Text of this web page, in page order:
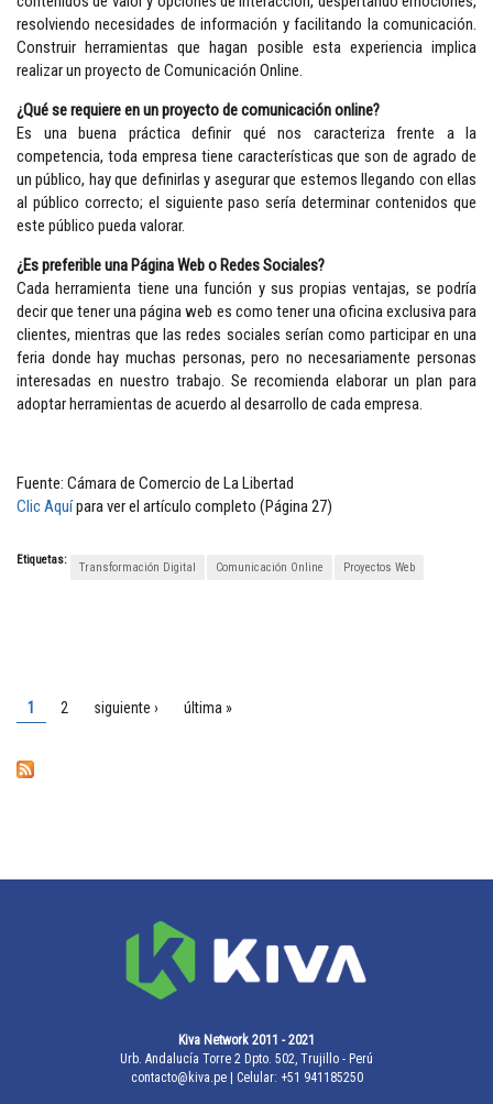
resolviendo necesidades de información y facilitando la comunicación.
Construir herramientas que hagan posible esta experiencia implica
realizar un proyecto de Comunicación Online.
¿Qué se requiere en un proyecto de comunicación online?
Es una buena práctica definir qué nos caracteriza frente a la
competencia, toda empresa tiene características que son de agrado de
un público, hay que definirlas y asegurar que estemos llegando con ellas
al público correcto; el siguiente paso sería determinar contenidos que
este público pueda valorar.
¿Es preferible una Página Web o Redes Sociales?
Cada herramienta tiene una función y sus propias ventajas, se podría
decir que tener una página web es como tener una oficina exclusiva para
clientes, mientras que las redes sociales serían como participar en una
feria donde hay muchas personas, pero no necesariamente personas
interesadas en nuestro trabajo. Se recomienda elaborar un plan para
adoptar herramientas de acuerdo al desarrollo de cada empresa.
Fuente: Cámara de Comercio de La Libertad
Clic Aquípara ver el artículo completo (Página 27)
Etiquetas:
Transformación Digital Comunicación Online Proyectos Web
PÁGINAS
1 2 siguiente › última »
Kiva Network 2011 - 2021
Urb. Andalucía Torre 2 Dpto. 502, Trujillo - Perú
contacto@kiva.pe| Celular: +51 941185250